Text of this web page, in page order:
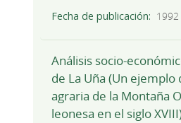
Fecha de publicación
1992
Análisis socio-
de La Uña (Un ejemplo
agraria de la Montaña
leonesa en el siglo